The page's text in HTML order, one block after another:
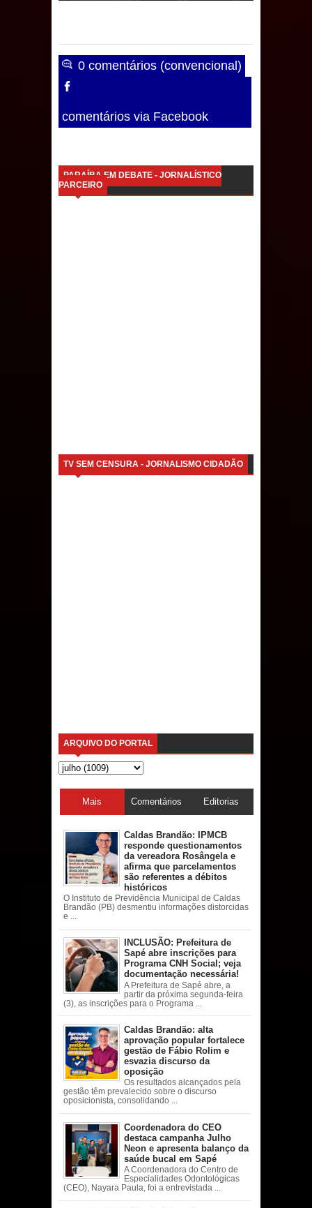
0 comentários (convencional)
comentários via Facebook
PARAÍBA EM DEBATE - JORNALÍSTICO
PARCEIRO
TV SEM CENSURA - JORNALISMO CIDADÃO
ARQUIVO DO PORTAL
Mais
acessadas
Comentários Editorias
Caldas Brandão: IPMCB
responde questionamentos
da vereadora Rosângela e
afirma que parcelamentos
são referentes a débitos
históricos
O Instituto de Previdência Municipal de Caldas
Brandão (PB) desmentiu informações distorcidas
e ...
INCLUSÃO: Prefeitura de
Sapé abre inscrições para
Programa CNH Social; veja
documentação necessária!
A Prefeitura de Sapé abre, a
partir da próxima segunda-feira
(3), as inscrições para o Programa ...
Caldas Brandão: alta
aprovação popular fortalece
gestão de Fábio Rolim e
esvazia discurso da
oposição
Os resultados alcançados pela
gestão têm prevalecido sobre o discurso
oposicionista, consolidando ...
Coordenadora do CEO
destaca campanha Julho
Neon e apresenta balanço da
saúde bucal em Sapé
A Coordenadora do Centro de
Especialidades Odontológicas
(CEO), Nayara Paula, foi a entrevistada ...